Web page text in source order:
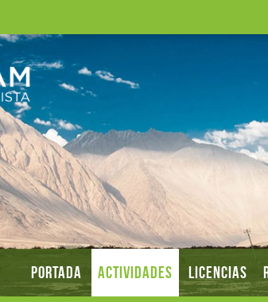
PORTADA ACTIVIDADES LICENCIAS